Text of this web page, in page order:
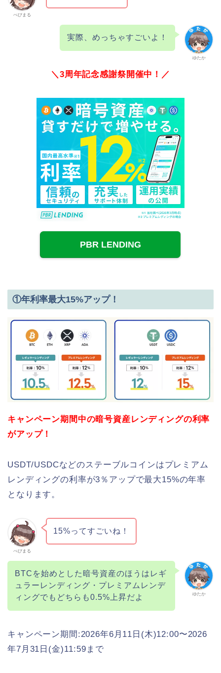
べびまる
ゆたか
実際、めっちゃすごいよ！
＼3周年記念感謝祭開催中！／
PBR LENDING
①年利率最大15%アップ！
キャンペーン期間中の暗号資産レンディングの利率
がアップ！
USDT/USDCなどのステーブルコインはプレミアム
レンディングの利率が3％アップで最大15%の年率
となります。
べびまる
15%ってすごいね！
ゆたか
BTCを始めとした暗号資産のほうはレギ
ュラーレンディング・プレミアムレンデ
ィングでもどちらも0.5%上昇だよ
キャンペーン期間:2026年6月11日(木)12:00〜2026
年7月31日(金)11:59まで